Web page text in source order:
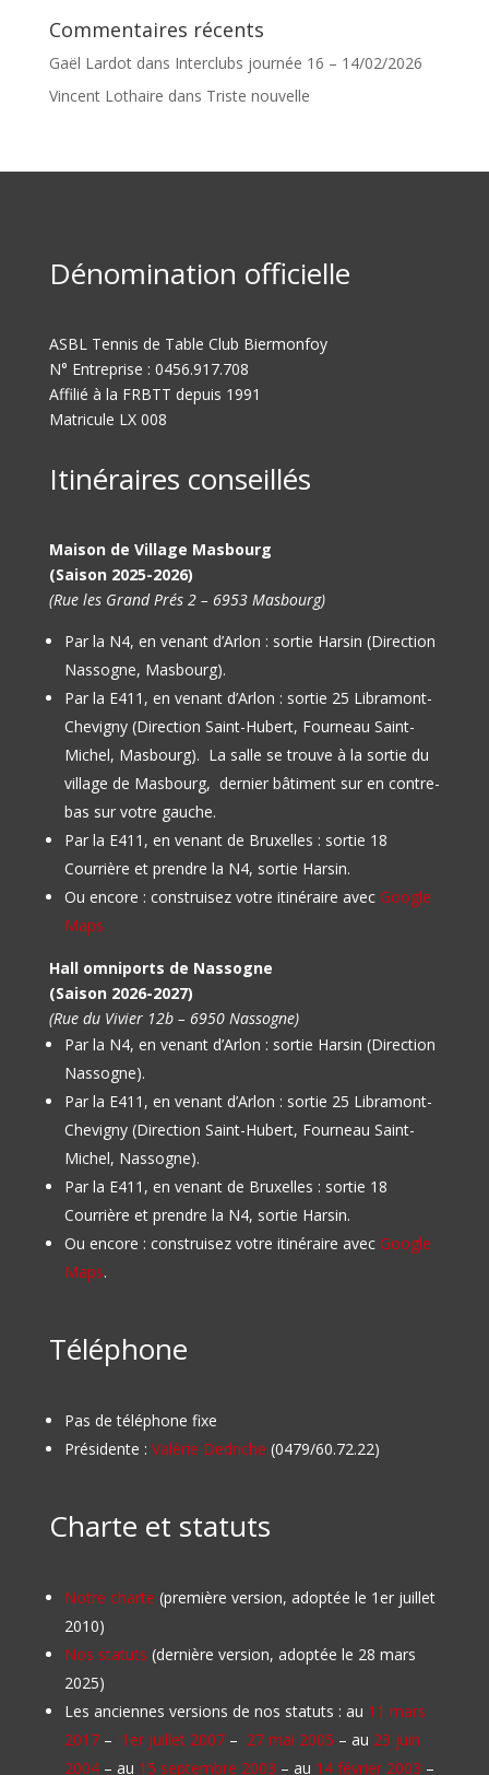
Commentaires récents
Gaël Lardotdans Interclubs journée 16 – 14/02/2026
Vincent Lothaire dans Triste nouvelle
Dénomination officielle
ASBL Tennis de Table Club Biermonfoy
N° Entreprise : 0456.917.708
Affilié à la FRBTT depuis 1991
Matricule LX 008
Itinéraires conseillés
Maison de Village Masbourg
(Saison 2025-2026)
(Rue les Grand Prés 2 – 6953 Masbourg)
Par la N4, en venant d’Arlon : sortie Harsin (Direction
Nassogne, Masbourg).
Par la E411, en venant d’Arlon : sortie 25 Libramont-
Chevigny (Direction Saint-Hubert, Fourneau Saint-
Michel, Masbourg). La salle se trouve à la sortie du
village de Masbourg, dernier bâtiment sur en contre-
bas sur votre gauche.
Par la E411, en venant de Bruxelles : sortie 18
Courrière et prendre la N4, sortie Harsin.
Ou encore : construisez votre itinéraire avec Google
Maps
Hall omniports de Nassogne
(Saison 2026-2027)
(Rue du Vivier 12b – 6950 Nassogne)
Par la N4, en venant d’Arlon : sortie Harsin (Direction
Nassogne).
Par la E411, en venant d’Arlon : sortie 25 Libramont-
Chevigny (Direction Saint-Hubert, Fourneau Saint-
Michel, Nassogne).
Par la E411, en venant de Bruxelles : sortie 18
Courrière et prendre la N4, sortie Harsin.
Ou encore : construisez votre itinéraire avec Google
Maps.
Téléphone
Pas de téléphone fixe
Présidente : Valérie Dedriche (0479/60.72.22)
Charte et statuts
Notre charte (première version, adoptée le 1er juillet
2010)
Nos statuts (dernière version, adoptée le 28 mars
2025)
Les anciennes versions de nos statuts : au 11 mars
2017– 1er juillet 2007– 27 mai 2005 – au 23 juin
2004– au 15 septembre 2003 – au 14 février 2003 –